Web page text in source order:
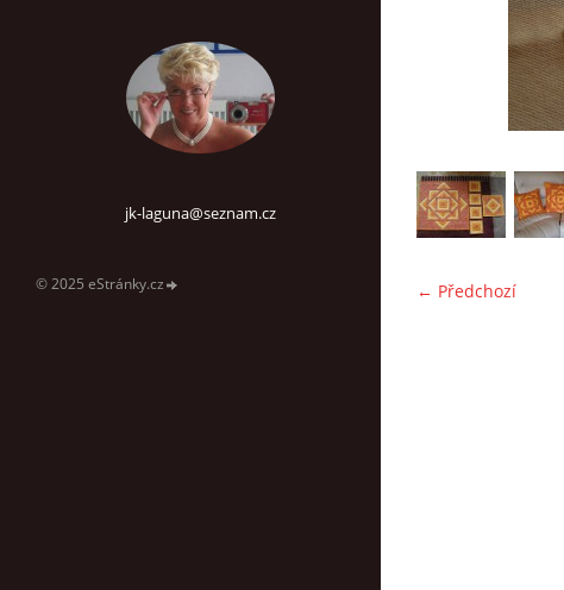
jk-laguna@seznam.cz
© 2025 eStránky.cz ← Předchozí